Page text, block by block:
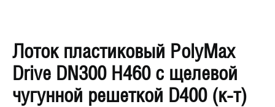
Лоток пластиковый PolyMax
Drive DN300 H460 с щелевой
чугунной решеткой D400 (к-т)